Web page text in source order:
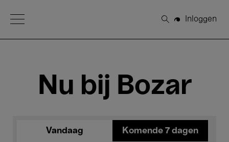
Open Menu
Zoeken
Inloggen
Nu bij Bozar
Vandaag Komende 7 dagen